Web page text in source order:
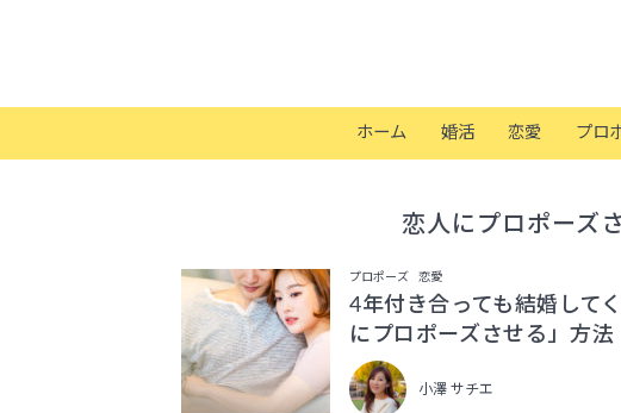
ホーム 婚活 恋愛 プロ
恋人にプロポーズ
プロポーズ 恋愛
4年付き合っても結婚して
にプロポーズさせる」方法
小澤 サチエ